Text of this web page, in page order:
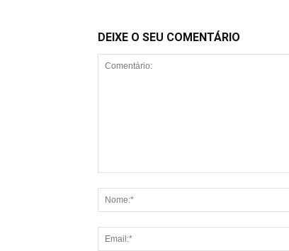
DEIXE O SEU COMENTÁRIO